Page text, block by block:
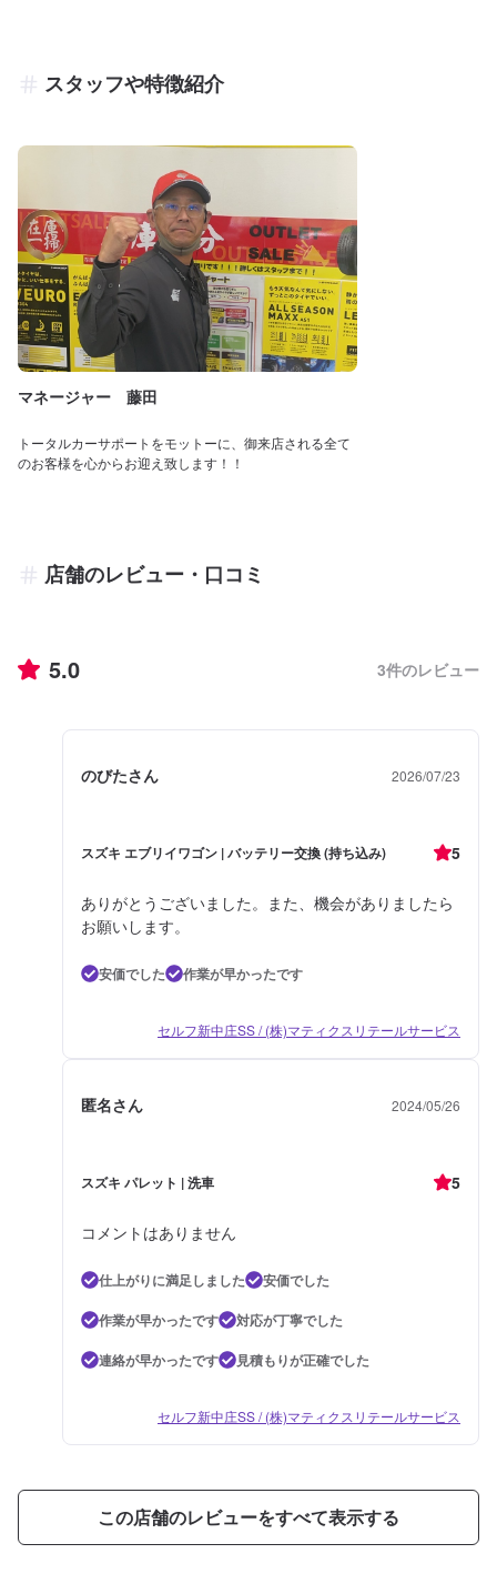
スタッフや特徴紹介
マネージャー 藤田
トータルカーサポートをモットーに、御来店される全て
のお客様を心からお迎え致します！！
店舗のレビュー・口コミ
5.0 3件のレビュー
のびたさん 2026/07/23
スズキ エブリイワゴン | バッテリー交換 (持ち込み) 5
ありがとうございました。また、機会がありましたら
お願いします。
安価でした 作業が早かったです
セルフ新中庄SS / (株)マティクスリテールサービス
匿名さん 2024/05/26
スズキ パレット | 洗車 5
コメントはありません
仕上がりに満足しました
安価でした
作業が早かったです
対応が丁寧でした
連絡が早かったです
見積もりが正確でした
セルフ新中庄SS / (株)マティクスリテールサービス
この店舗のレビューをすべて表示する